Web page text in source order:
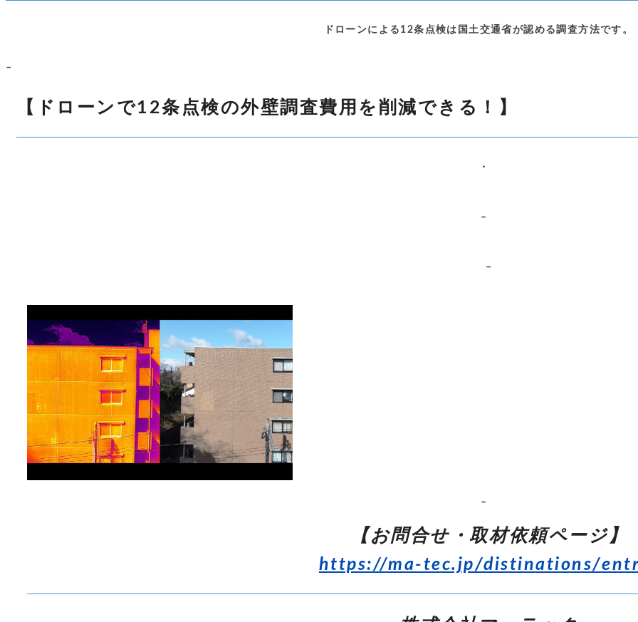
ドローンによる12条点検は国土交通省が認める調査方法です。
–
【ドローンで12条点検の外壁調査費用を削減できる！】
・
–
–
–
【お問合せ・取材依頼ページ】
https://ma-tec.jp/distinations/